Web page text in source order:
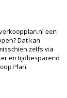
een
Dat kan
zelfs via
en tijdbesparend
Plan.